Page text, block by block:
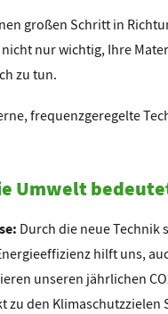
großen Schritt in
nur wichtig, Ihre
zu tun.
frequenzgeregelte
Umwelt
Durch die neue
hilft uns,
unseren jährlichen
zu den Klimaschutzzielen